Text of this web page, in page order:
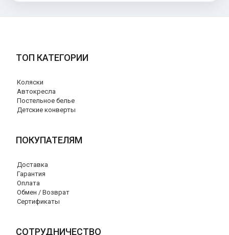
ТОП КАТЕГОРИИ
Коляски
Автокресла
Постельное белье
Детские конверты
ПОКУПАТЕЛЯМ
Доставка
Гарантия
Оплата
Обмен / Возврат
Сертификаты
СОТРУДНИЧЕСТВО